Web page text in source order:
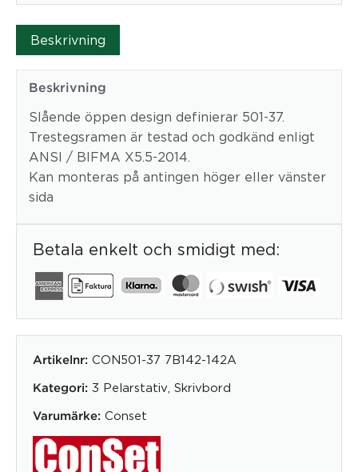
Beskrivning
Beskrivning
Slående öppen design definierar 501-37.
Trestegsramen är testad och godkänd enligt
ANSI / BIFMA X5.5-2014.
Kan monteras på antingen höger eller vänster
sida
Betala enkelt och smidigt med:
Artikelnr: CON501-37 7B142-142A
Kategori: 3 Pelarstativ Skrivbord
Varumärke: Conset